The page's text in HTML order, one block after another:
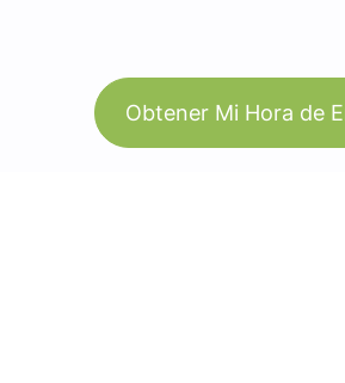
Obtener Mi Hora de